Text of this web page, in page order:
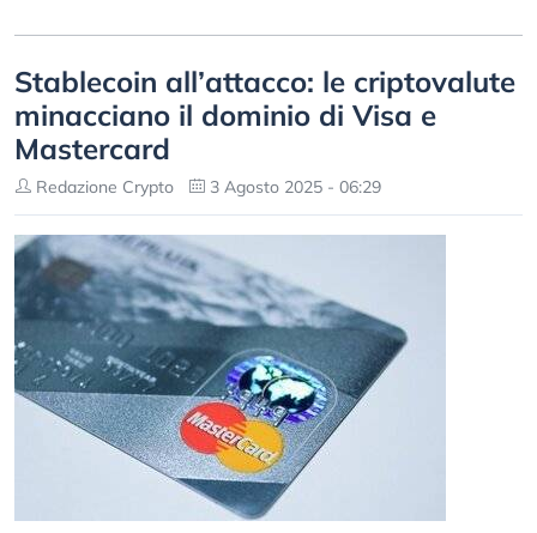
Stablecoin all’attacco: le criptovalute
minacciano il dominio di Visa e
Mastercard
Redazione Crypto 3 Agosto 2025 - 06:29